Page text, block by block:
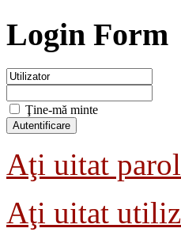
Login Form
Ţine-mă minte
Aţi uitat
Aţi uitat